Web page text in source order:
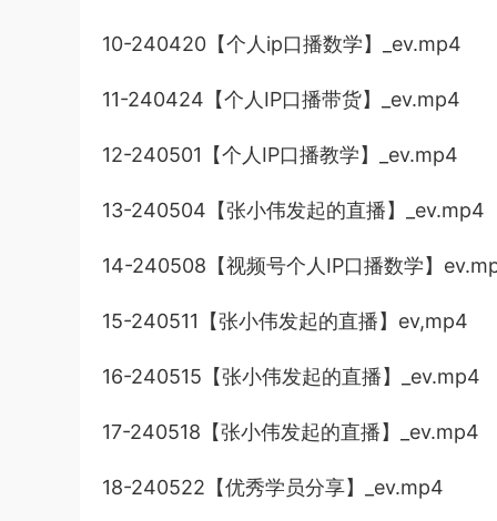
10-240420【个人ip口播数学】_ev.mp4
11-240424【个人IP口播带货】_ev.mp4
12-240501【个人IP口播教学】_ev.mp4
13-240504【张小伟发起的直播】_ev.mp4
14-240508【视频号个人IP口播数学】
15-240511【张小伟发起的直播】ev,mp4
16-240515【张小伟发起的直播】_ev.mp4
17-240518【张小伟发起的直播】_ev.mp4
18-240522【优秀学员分享】_ev.mp4